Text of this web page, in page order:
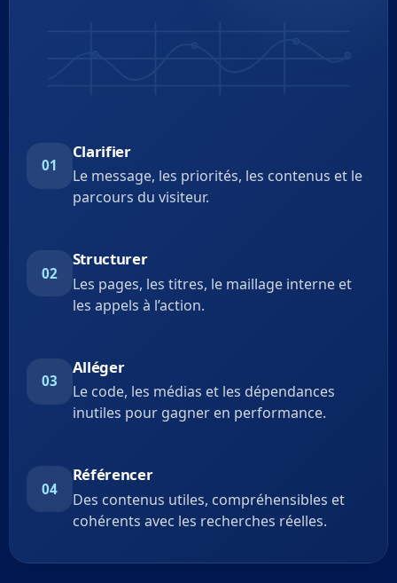
01
Clarifier
Le message, les priorités, les contenus et le
parcours du visiteur.
02
Structurer
Les pages, les titres, le maillage interne et
les appels à l’action.
03
Alléger
Le code, les médias et les dépendances
inutiles pour gagner en performance.
04
Référencer
Des contenus utiles, compréhensibles et
cohérents avec les recherches réelles.